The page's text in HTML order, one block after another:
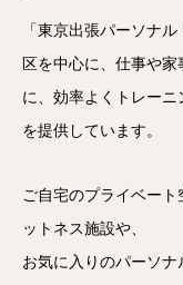
「東京出張パーソナ
区を中心に、仕事や
に、効率よくトレー
を提供しています。
ご自宅のプライベー
ットネス施設や、
お気に入りのパーソ